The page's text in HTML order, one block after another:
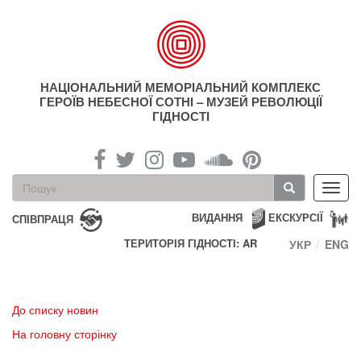
НАЦІОНАЛЬНИЙ МЕМОРІАЛЬНИЙ КОМПЛЕКС
ГЕРОЇВ НЕБЕСНОЇ СОТНІ – МУЗЕЙ РЕВОЛЮЦІЇ
ГІДНОСТІ
Пошукова
форма
Пошук
СПІВПРАЦЯ ЕКСКУРСІЇ
ВИДАННЯ
ТЕРИТОРІЯ ГІДНОСТІ: AR
УКР ENG
До списку новин
На головну сторінку